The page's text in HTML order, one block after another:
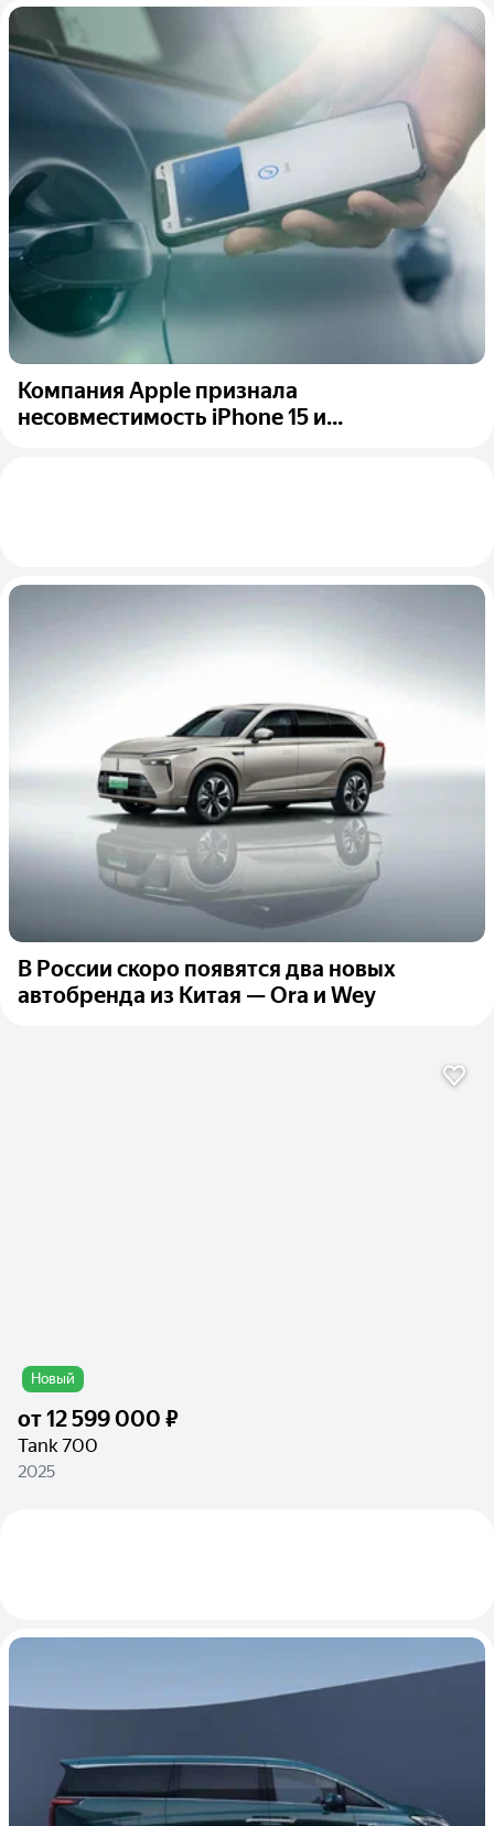
Компания Apple признала
несовместимость iPhone 15 и...
В России скоро появятся два новых
автобренда из Китая — Ora и Wey
Новый
от12 599 000 ₽
Tank 700
2025